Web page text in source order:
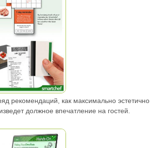
рекомендаций, как максимально эстетично
должное впечатление на гостей.